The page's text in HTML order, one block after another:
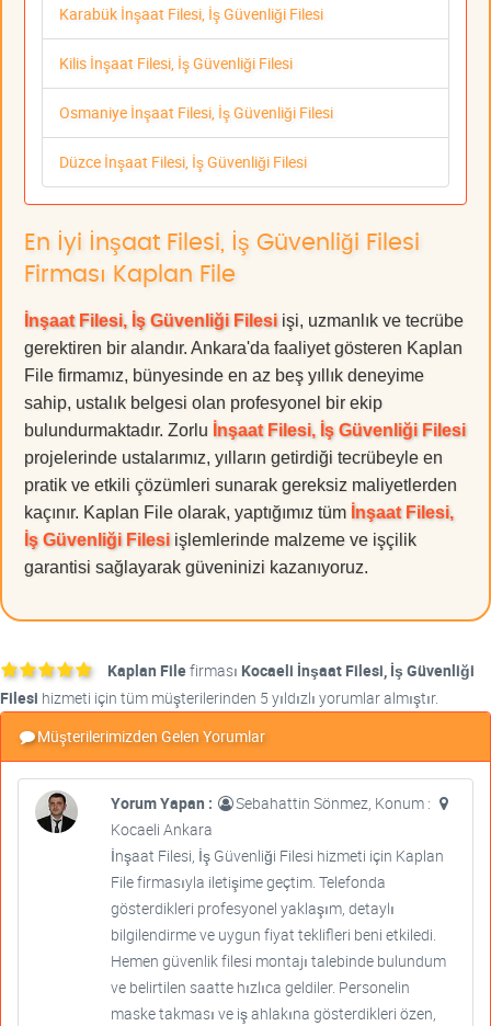
Karabük İnşaat Filesi, İş Güvenliği Filesi
Kilis İnşaat Filesi, İş Güvenliği Filesi
Osmaniye İnşaat Filesi, İş Güvenliği Filesi
Düzce İnşaat Filesi, İş Güvenliği Filesi
En İyi İnşaat Filesi, İş Güvenliği Filesi
Firması Kaplan File
İnşaat Filesi, İş Güvenliği Filesi işi, uzmanlık ve tecrübe
gerektiren bir alandır. Ankara'da faaliyet gösteren Kaplan
File firmamız, bünyesinde en az beş yıllık deneyime
sahip, ustalık belgesi olan profesyonel bir ekip
bulundurmaktadır. Zorlu İnşaat Filesi, İş Güvenliği Filesi
projelerinde ustalarımız, yılların getirdiği tecrübeyle en
pratik ve etkili çözümleri sunarak gereksiz maliyetlerden
kaçınır. Kaplan File olarak, yaptığımız tüm İnşaat Filesi,
İş Güvenliği Filesi işlemlerinde malzeme ve işçilik
garantisi sağlayarak güveninizi kazanıyoruz.
Kaplan Filefirması Kocaeli İnşaat Filesi, İş Güvenliği
Filesi hizmeti için tüm müşterilerinden 5 yıldızlı yorumlar almıştır.
Müşterilerimizden Gelen Yorumlar
Yorum Yapan :
Sebahattin Sönmez, Konum :
Kocaeli Ankara
İnşaat Filesi, İş Güvenliği Filesi hizmeti için Kaplan
File firmasıyla iletişime geçtim. Telefonda
gösterdikleri profesyonel yaklaşım, detaylı
bilgilendirme ve uygun fiyat teklifleri beni etkiledi.
Hemen güvenlik filesi montajı talebinde bulundum
ve belirtilen saatte hızlıca geldiler. Personelin
maske takması ve iş ahlakına gösterdikleri özen,